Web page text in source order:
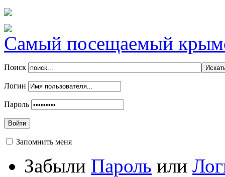
Самый посещаемый
Поиск
Логин
Пароль
Войти
Запомнить меня
Забыли Пароль или